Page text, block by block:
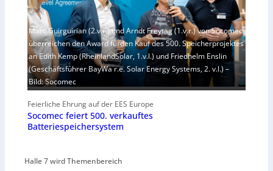
Marc Guirguirian (2.v.r.) und Arndt Freytag (1.v.r.) von Socomec
überreichen den Award fürden Kauf des 500. Speicherprojektes
an Edith Kemp (RheinlandSolar, 1.v.l.) und Friedhelm Enslin
(Geschäftsführer BayWa r.e. Solar Energy Systems, 2. v.l.) –
Bild: Socomec
Feierliche Ehrung auf der EES Europe
Socomec feiert 500. verkauftes
Batteriespeichersystem
Halle 7 wird Themenbereich